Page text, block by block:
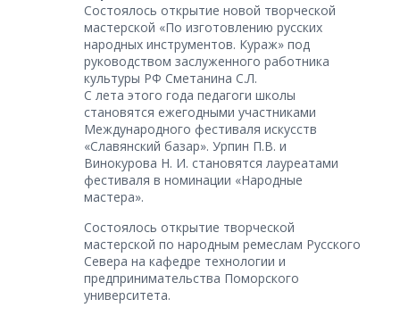
Состоялось открытие новой творческой
мастерской «По изготовлению русских
народных инструментов. Кураж» под
руководством заслуженного работника
культуры РФ Сметанина С.Л.
С лета этого года педагоги школы
становятся ежегодными участниками
Международного фестиваля искусств
«Славянский базар». Урпин П.В. и
Винокурова Н. И. становятся лауреатами
фестиваля в номинации «Народные
мастера».
Состоялось открытие творческой
мастерской по народным ремеслам Русского
Севера на кафедре технологии и
предпринимательства Поморского
университета.